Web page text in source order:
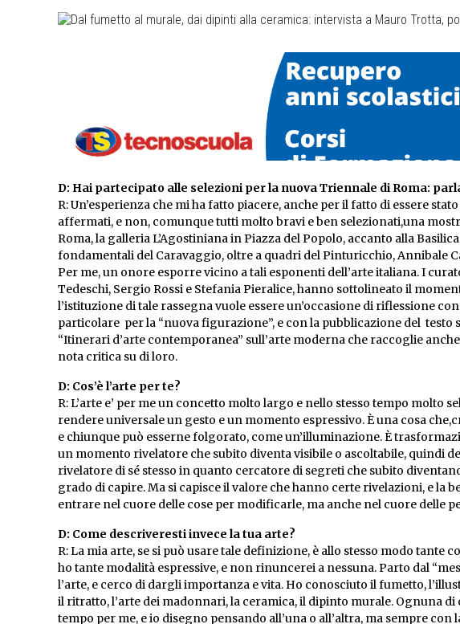
D: Hai partecipato alle selezioni per la nuova Triennale di Roma:
R: Un’esperienza che mi ha fatto piacere, anche per il fatto di essere
affermati, e non, comunque tutti molto bravi e ben selezionati,una
Roma, la galleria L’Agostiniana in Piazza del Popolo, accanto alla
fondamentali del Caravaggio, oltre a quadri del Pinturicchio, Annibale
Per me, un onore esporre vicino a tali esponenti dell’arte italiana. I
Tedeschi, Sergio Rossi e Stefania Pieralice, hanno sottolineato il
l’istituzione di tale rassegna vuole essere un’occasione di riflessione
particolare per la “nuova figurazione”, e con la pubblicazione del testo
“Itinerari d’arte contemporanea” sull’arte moderna che raccoglie
nota critica su di loro.
D: Cos’è l’arte per te?
R: L’arte e’ per me un concetto molto largo e nello stesso tempo molto
rendere universale un gesto e un momento espressivo. È una cosa
e chiunque può esserne folgorato, come un’illuminazione. È
un momento rivelatore che subito diventa visibile o ascoltabile, quindi
rivelatore di sé stesso in quanto cercatore di segreti che subito
grado di capire. Ma si capisce il valore che hanno certe rivelazioni, e la
entrare nel cuore delle cose per modificarle, ma anche nel cuore delle
D: Come descriveresti invece la tua arte?
R: La mia arte, se si può usare tale definizione, è allo stesso modo tante
ho tante modalità espressive, e non rinuncerei a nessuna. Parto dal
l’arte, e cerco di dargli importanza e vita. Ho conosciuto il fumetto,
il ritratto, l’arte dei madonnari, la ceramica, il dipinto murale. Ognuna di
tempo per me, e io disegno pensando all’una o all’altra, ma sempre